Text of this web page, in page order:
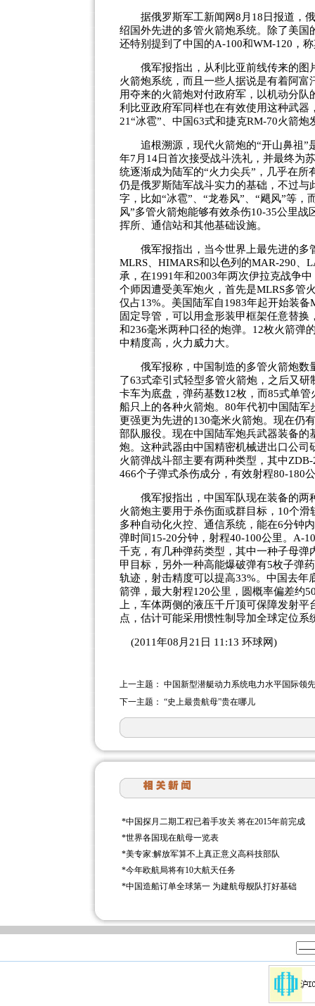
据俄罗斯军工新闻网8月18日报道，俄
绍国外先进的多管火箭炮系统。除了美国
还特别提到了中国的A-100和WM-120，
俄军报指出，从利比亚前线传来的图
火箭炮系统，而且一些人据说是有着阿
用夺来的火箭炮对付政府军，以机动分
利比亚政府军同样也在有效使用这种武
21“冰雹”、中国63式和捷克RM-70火箭炮
追根溯源，现代火箭炮的“开山鼻祖”
年7月14日首次接受战斗洗礼，并最终为
统逐渐成为陆军的“火力尖兵”，几乎在
仍是俄罗斯陆军战斗实力的基础，不过
字，比如“冰雹”、“龙卷风”、“飓风”等
风”多管火箭炮能够有效杀伤10-35公里
挥所、通信站和其他基础设施。
俄军报指出，当今世界上最先进的多
MLRS、HIMARS和以色列的MAR-290、
承，在1991年和2003年两次伊拉克战争
个师因遭受美军炮火，首先是MLRS多管
仅占13%。美国陆军自1983年起开始装
固定导管，可以用盒形装甲框架任意替
和236毫米两种口径的炮弹。12枚火箭弹
中精度高，火力威力大。
俄军报称，中国制造的多管火箭炮数
了63式牵引式轻型多管火箭炮，之后又
卡车为底盘，弹药基数12枚，而85式单
船只上的各种火箭炮。80年代初中国陆
更强更为先进的130毫米火箭炮。现在仍
部队服役。现在中国陆军炮兵武器装备的
炮。这种武器由中国精密机械进出口公
火箭弹战斗部主要有两种类型，其中
466个子弹式杀伤成分，有效射程80-180
俄军报指出，中国军队现在装备的两
火箭炮主要用于杀伤面或群目标，10个
多种自动化火控、通信系统，能在6分钟
弹时间15-20分钟，射程40-100公里。A-
千克，有几种弹药类型，其中一种子母
甲目标，另外一种高能爆破弹有5枚子弹
轨迹，射击精度可以提高33%。中国去年
箭弹，最大射程120公里，圆概率偏差约
上，车体两侧的液压千斤顶可保障发射
点，估计可能采用惯性制导加全球定位
(2011年08月21日 11:13 环球网)
上一主题： 中国新型潜艇动力系统电力水平国际领先
下一主题： “史上最贵航母”贵在哪儿
*中国探月二期工程已着手攻关 将在2015年前完成
*世界各国现在航母一览表
*美专家:解放军算不上真正意义高科技部队
*今年欧航局将有10大航天任务
*中国造船订单全球第一 为建航母舰队打好基础